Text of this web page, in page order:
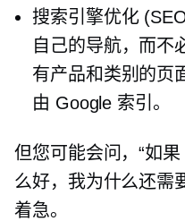
搜索引擎优化
自己的导航，而不
有产品和类别的页
由 Google 索引。
但您可能会问，“如
么好，我为什么还需
着急。